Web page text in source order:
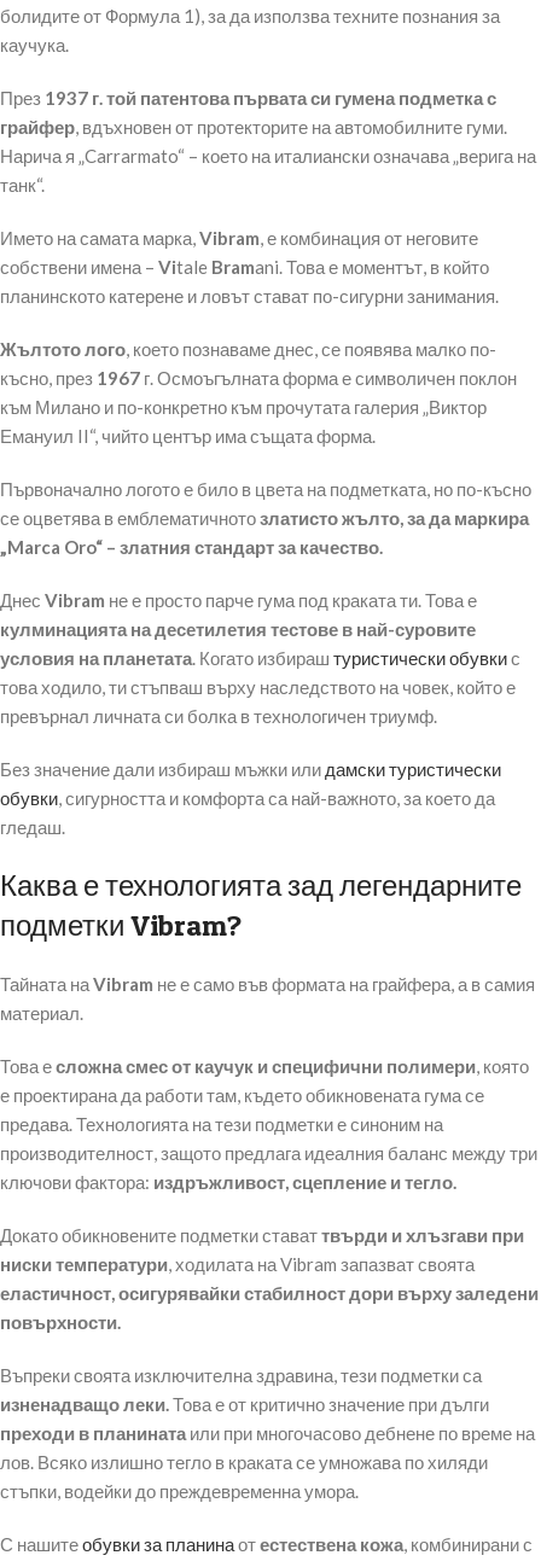
болидите от Формула 1), за да използва техните познания за
каучука.
През 1937 г. той патентова първата си гумена подметка с
грайфер, вдъхновен от протекторите на автомобилните гуми.
Нарича я „Carrarmato“ – което на италиански означава „верига на
танк“.
Името на самата марка,Vibram, е комбинация от неговите
собствени имена – Vitale Bramani. Това е моментът, в който
планинското катерене и ловът стават по-сигурни занимания.
Жълтото лого, което познаваме днес, се появява малко по-
късно, през 1967 г. Осмоъгълната форма е символичен поклон
към Милано и по-конкретно към прочутата галерия „Виктор
Емануил II“, чийто център има същата форма.
Първоначално логото е било в цвета на подметката, но по-късно
се оцветява в емблематичнотозлатисто жълто, за да маркира
„Marca Oro“ – златния стандарт за качество.
Днес Vibram не е просто парче гума под краката ти. Това е
кулминацията на десетилетия тестове в най-суровите
условия на планетата. Когато избираш туристически обувкис
това ходило, ти стъпваш върху наследството на човек, който е
превърнал личната си болка в технологичен триумф.
Без значение дали избираш мъжки или дамски туристически
обувки, сигурността и комфорта са най-важното, за което да
гледаш.
Каква е технологията зад легендарните
подметки Vibram?
Тайната наVibram не е само във формата на грайфера, а в самия
материал.
Това есложна смес от каучук и специфични полимери, която
е проектирана да работи там, където обикновената гума се
предава. Технологията на тези подметки е синоним на
производителност, защото предлага идеалния баланс между три
ключови фактора: издръжливост, сцепление и тегло.
Докато обикновените подметки ставаттвърди и хлъзгави при
ниски температури, ходилата на Vibram запазват своята
еластичност, осигурявайки стабилност дори върху заледени
повърхности.
Въпреки своята изключителна здравина, тези подметки са
изненадващо леки.Това е от критично значение при дълги
преходи в планината или при многочасово дебнене по време на
лов. Всяко излишно тегло в краката се умножава по хиляди
стъпки, водейки до преждевременна умора.
С нашитеобувки за планинаотестествена кожа, комбинирани с